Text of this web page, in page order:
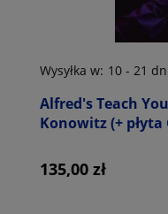
Alfred's Teach
Konowitz (+
Wysyłka w: 10 - 21
135,00 zł